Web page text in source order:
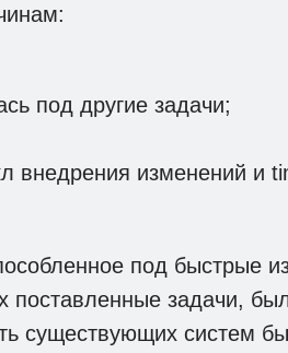
под другие задачи;
внедрения изменений и
под быстрые
задачи,
существующих систем